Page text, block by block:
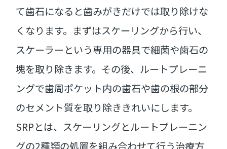
て歯石になると歯みがきだけでは取り除けな
くなります。まずはスケーリングから行い、
スケーラーという専用の器具で細菌や歯石の
塊を取り除きます。その後、ルートプレーニ
ングで歯周ポケット内の歯石や歯の根の部分
のセメント質を取り除ききれいにします。
SRPとは、スケーリングとルートプレーニン
グの2種類の処置を組み合わせて行う治療方